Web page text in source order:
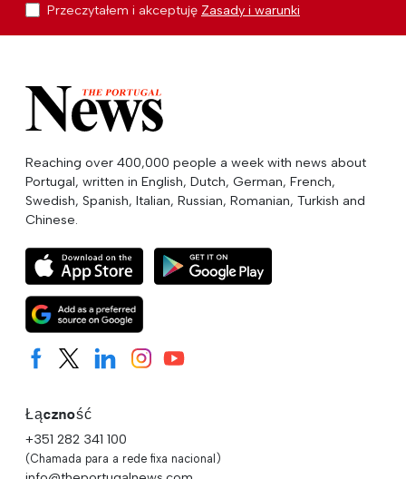
Przeczytałem i akceptuję Zasady i warunki
Reaching over 400,000 people a week with news about
Portugal, written in English, Dutch, German, French,
Swedish, Spanish, Italian, Russian, Romanian, Turkish and
Chinese.
Łączność
+351 282 341 100
(Chamada para a rede fixa nacional)